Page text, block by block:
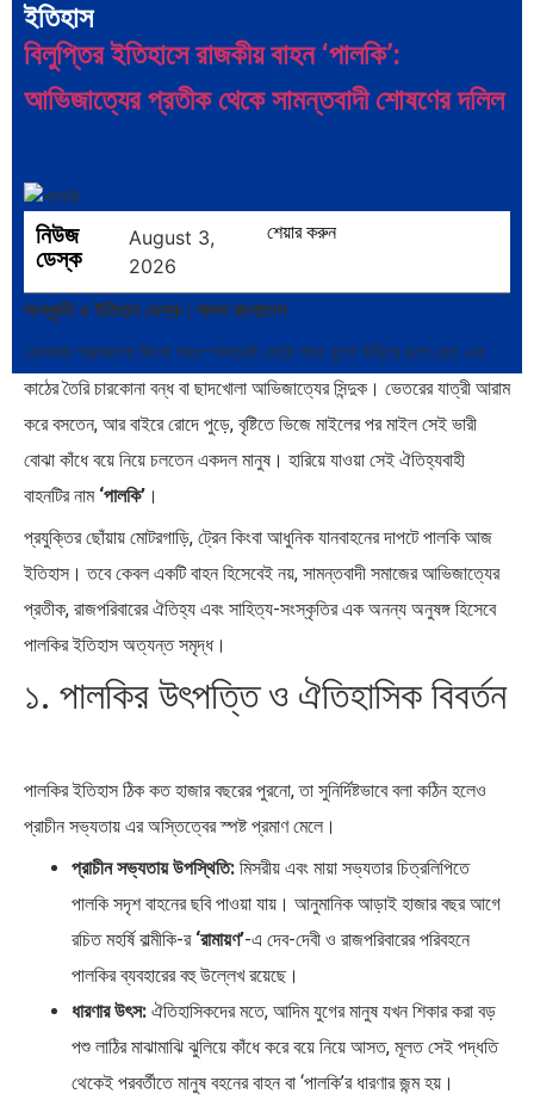
ইতিহাস
বিলুপ্তির ইতিহাসে রাজকীয় বাহন ‘পালকি’:
আভিজাত্যের প্রতীক থেকে সামন্তবাদী শোষণের দলিল
নিউজ
ডেস্ক
August 3,
2026
শেয়ার করুন
সংস্কৃতি ও ইতিহাস ডেস্ক | পালস বাংলাদেশ
একসময় গ্রামবাংলা কিংবা শহর—সবত্রই মেঠো পথে ধূলো উড়িয়ে চলে যেত এক
কাঠের তৈরি চারকোনা বন্ধ বা ছাদখোলা আভিজাত্যের সিন্দুক। ভেতরের যাত্রী আরাম
করে বসতেন, আর বাইরে রোদে পুড়ে, বৃষ্টিতে ভিজে মাইলের পর মাইল সেই ভারী
বোঝা কাঁধে বয়ে নিয়ে চলতেন একদল মানুষ। হারিয়ে যাওয়া সেই ঐতিহ্যবাহী
বাহনটির নাম ‘পালকি’ ।
প্রযুক্তির ছোঁয়ায় মোটরগাড়ি, ট্রেন কিংবা আধুনিক যানবাহনের দাপটে পালকি আজ
ইতিহাস। তবে কেবল একটি বাহন হিসেবেই নয়, সামন্তবাদী সমাজের আভিজাত্যের
প্রতীক, রাজপরিবারের ঐতিহ্য এবং সাহিত্য-সংস্কৃতির এক অনন্য অনুষঙ্গ হিসেবে
পালকির ইতিহাস অত্যন্ত সমৃদ্ধ।
১. পালকির উৎপত্তি ও ঐতিহাসিক বিবর্তন
পালকির ইতিহাস ঠিক কত হাজার বছরের পুরনো, তা সুনির্দিষ্টভাবে বলা কঠিন হলেও
প্রাচীন সভ্যতায় এর অস্তিত্বের স্পষ্ট প্রমাণ মেলে।
প্রাচীন সভ্যতায় উপস্থিতি: মিসরীয় এবং মায়া সভ্যতার চিত্রলিপিতে
পালকি সদৃশ বাহনের ছবি পাওয়া যায়। আনুমানিক আড়াই হাজার বছর আগে
রচিত মহর্ষি বাল্মীকি-র ‘রামায়ণ’-এ দেব-দেবী ও রাজপরিবারের পরিবহনে
পালকির ব্যবহারের বহু উল্লেখ রয়েছে।
ধারণার উৎস: ঐতিহাসিকদের মতে, আদিম যুগের মানুষ যখন শিকার করা বড়
পশু লাঠির মাঝামাঝি ঝুলিয়ে কাঁধে করে বয়ে নিয়ে আসত, মূলত সেই পদ্ধতি
থেকেই পরবর্তীতে মানুষ বহনের বাহন বা ‘পালকি’র ধারণার জন্ম হয়।